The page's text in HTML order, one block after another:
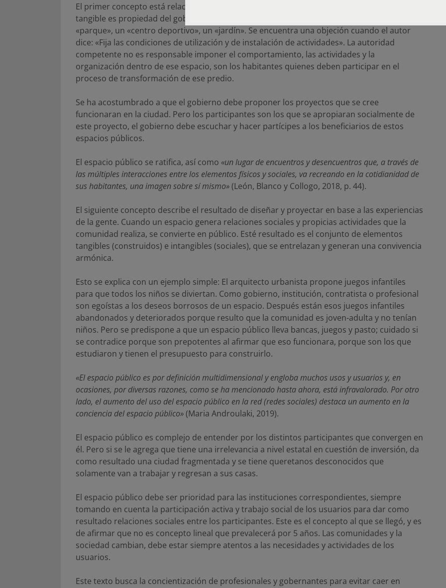
El primer concepto está relacionado a una pertenencia gubernamental. En efecto, el suelo
tangible es propiedad del gobierno, y tiene la responsabilidad de transformarlo en un
«parque», un «centro deportivo», un «jardín». Se encuentra una objeción cuando el autor
dice: «Fija las condiciones de utilización y de instalación de actividades». La autoridad
competente no es responsable imponer el comportamiento, las actividades y la
organización dentro de ese espacio, son los habitantes quienes deben participar en el
proceso de transformación de ese predio.
Se ha acostumbrado a que el gobierno debe proponer los proyectos que se cree
funcionaran en la ciudad. Pero los participantes son los que se apropiaran socialmente de
este proyecto, el gobierno debe escuchar y hacer partícipes a los beneficiarios de estos
espacios públicos.
El espacio público se ratifica, así como «un lugar de encuentros y desencuentros que, a través de
las múltiples interacciones entre los elementos físicos y sociales, va recreando en la cotidianidad de
sus habitantes, una imagen sobre sí mismo»(León, Blanco y Collogo, 2018, p. 44).
El siguiente concepto describe el resultado de diseñar y proyectar en base a las experiencias
de la gente. Cuando un espacio genera relaciones sociales y propicias actividades que la
comunidad realiza, se convierte en público. Esté resultado es el conjunto de elementos
tangibles (construidos) e intangibles (sociales), que se entrelazan y generan una convivencia
armónica.
Esto se explica con un ejemplo simple: El arquitecto urbanista propone juegos infantiles
para que todos los niños se diviertan. Como gobierno, institución, contratista o profesional
son egoístas a los deseos borrosos de un espacio. Después están esos juegos infantiles
abandonados y deteriorados porque resulto que la comunidad es joven-adulta y no tenían
niños. Pero se predispone a que un espacio público lleva bancas, juegos y pasto; cuidado si
se contradice porque son prepotentes al afirmar que eso funcionara, porque son los que
estudiaron y tienen el presupuesto para construirlo.
«El espacio público es por definición multidimensional y engloba muchos usos y usuarios y, en
ocasiones, por diversas razones, como se ha mencionado hasta ahora, está infravalorado. Por otro
lado, el aumento del uso del espacio público en la red (redes sociales) destaca un aumento en la
conciencia del espacio público»(Maria Androulaki, 2019).
El espacio público es complejo de entender por los distintos participantes que convergen en
él. Pero si se le agrega que tiene una irrelevancia a nivel estatal en cuestión de inversión, da
como resultado una ciudad fragmentada y se tiene queretanos desconocidos que
solamente van a trabajar y regresan a sus casas.
El espacio público debe ser prioridad para las instituciones correspondientes, siempre
tomando en cuenta la participación activa y trabajo social de los usuarios para dar como
resultado relaciones sociales entre los participantes. Este es el concepto al que se llegó, y es
de afirmar que no es concepto lineal que prevalecerá por 5 años. Las comunidades y la
sociedad cambian, debe estar siempre atentos a las necesidades y actividades de los
usuarios.
Este texto busca la concientización de profesionales y gobernantes para evitar caer en